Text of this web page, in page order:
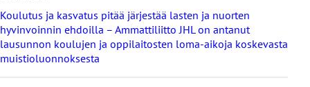
t
a
v
i
i
Koulutus ja kasvatus pitää järjestää lasten ja nuorten
hyvinvoinnin ehdoilla – Ammattiliitto JHL on antanut
lausunnon koulujen ja oppilaitosten loma-aikoja koskevasta
muistioluonnoksesta